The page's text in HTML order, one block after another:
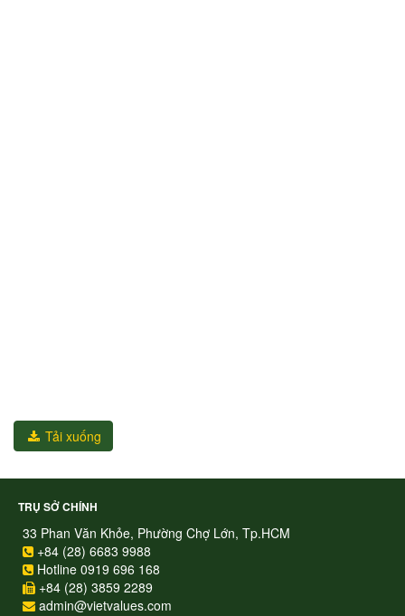
Tải xuống
TRỤ SỞ CHÍNH
33 Phan Văn Khỏe, Phường Chợ Lớn, Tp.HCM
+84 (28) 6683 9988
Hotline 0919 696 168
+84 (28) 3859 2289
admin@vietvalues.com